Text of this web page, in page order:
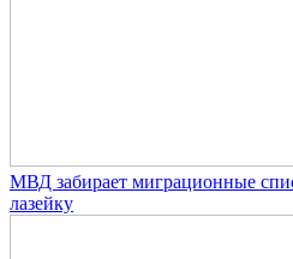
МВД забирает миграционные
лазейку